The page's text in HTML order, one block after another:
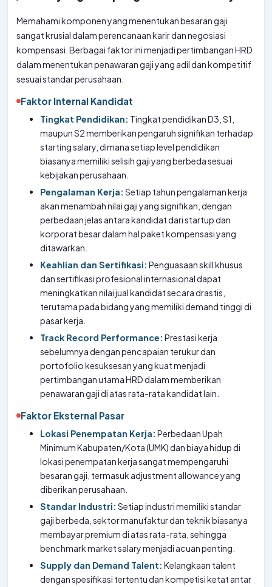
Memahami komponen yang menentukan besaran gaji
sangat krusial dalam perencanaan karir dan negosiasi
kompensasi. Berbagai faktor ini menjadi pertimbangan HRD
dalam menentukan penawaran gaji yang adil dan kompetitif
sesuai standar perusahaan.
Faktor Internal Kandidat
Tingkat Pendidikan: Tingkat pendidikan D3, S1,
maupun S2 memberikan pengaruh signifikan terhadap
starting salary, dimana setiap level pendidikan
biasanya memiliki selisih gaji yang berbeda sesuai
kebijakan perusahaan.
Pengalaman Kerja: Setiap tahun pengalaman kerja
akan menambah nilai gaji yang signifikan, dengan
perbedaan jelas antara kandidat dari startup dan
korporat besar dalam hal paket kompensasi yang
ditawarkan.
Keahlian dan Sertifikasi: Penguasaan skill khusus
dan sertifikasi profesional internasional dapat
meningkatkan nilai jual kandidat secara drastis,
terutama pada bidang yang memiliki demand tinggi di
pasar kerja.
Track Record Performance: Prestasi kerja
sebelumnya dengan pencapaian terukur dan
portofolio kesuksesan yang kuat menjadi
pertimbangan utama HRD dalam memberikan
penawaran gaji di atas rata-rata kandidat lain.
Faktor Eksternal Pasar
Lokasi Penempatan Kerja: Perbedaan Upah
Minimum Kabupaten/Kota (UMK) dan biaya hidup di
lokasi penempatan kerja sangat mempengaruhi
besaran gaji, termasuk adjustment allowance yang
diberikan perusahaan.
Standar Industri: Setiap industri memiliki standar
gaji berbeda, sektor manufaktur dan teknik biasanya
membayar premium di atas rata-rata, sehingga
benchmark market salary menjadi acuan penting.
Supply dan Demand Talent: Kelangkaan talent
dengan spesifikasi tertentu dan kompetisi ketat antar